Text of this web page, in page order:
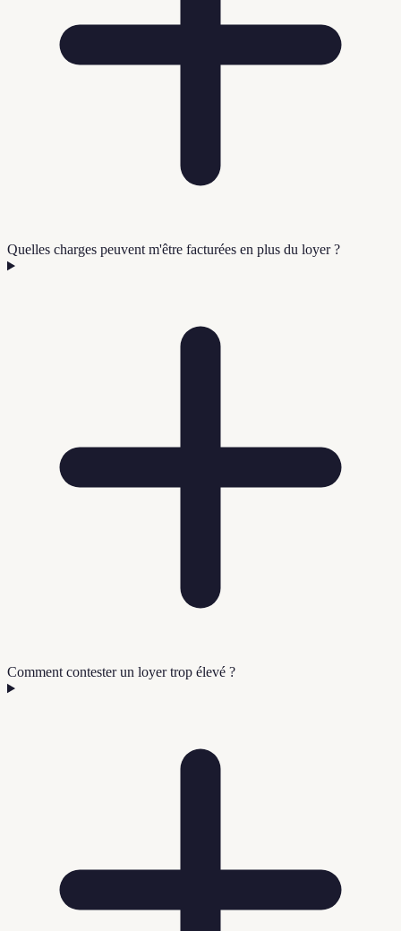
Quelles charges peuvent m'être facturées en plus du loyer ?
Comment contester un loyer trop élevé ?